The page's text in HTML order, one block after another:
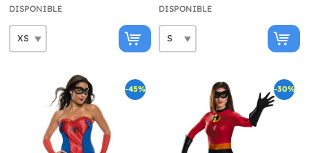
DISPONIBLE DISPONIBLE
-45% -30%